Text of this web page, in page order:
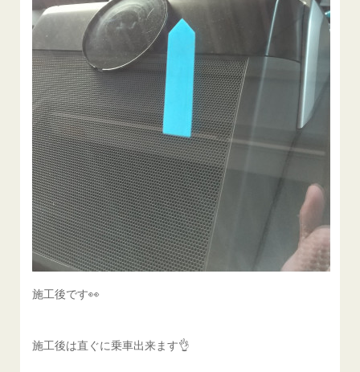
施工後です👀
施工後は直ぐに乗車出来ます👌